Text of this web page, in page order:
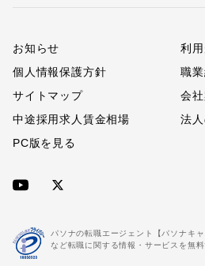
お知らせ
利
個人情報保護方針
職
サイトマップ
会
中途採用求人賃金相場
法
PC版を見る
パソナの転職エージェント【パソナキ
など転職に関する情報・サービスを無料